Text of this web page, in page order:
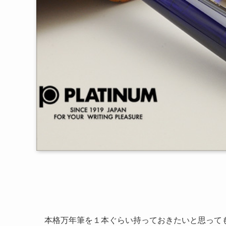
本格万年筆を１本ぐらい持っておきたいと思って